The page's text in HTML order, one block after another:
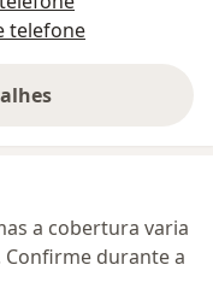
telefone
endereço
a cobertura varia
Confirme durante a